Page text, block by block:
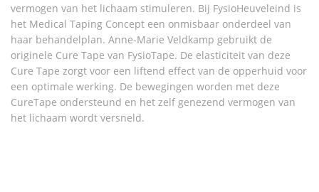
vermogen van het lichaam stimuleren. Bij FysioHeuveleind is
het Medical Taping Concept een onmisbaar onderdeel van
haar behandelplan. Anne-Marie Veldkamp gebruikt de
originele Cure Tape van FysioTape. De elasticiteit van deze
Cure Tape zorgt voor een liftend effect van de opperhuid voor
een optimale werking. De bewegingen worden met deze
CureTape ondersteund en het zelf genezend vermogen van
het lichaam wordt versneld.